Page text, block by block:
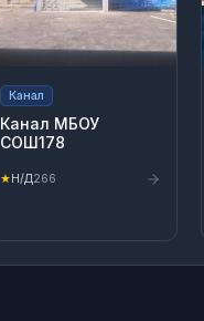
Канал
Канал МБОУ
СОШ178
★Н/Д266